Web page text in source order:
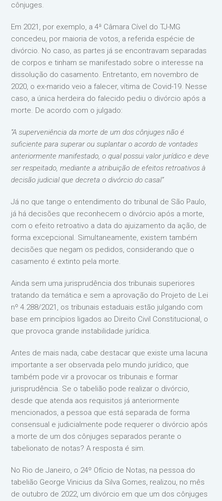
cônjuges.
Em 2021, por exemplo, a 4ª Câmara Cível do TJ-MG
concedeu, por maioria de votos, a referida espécie de
divórcio. No caso, as partes já se encontravam separadas
de corpos e tinham se manifestado sobre o interesse na
dissolução do casamento. Entretanto, em novembro de
2020, o ex-marido veio a falecer, vítima de Covid-19. Nesse
caso, a única herdeira do falecido pediu o divórcio após a
morte. De acordo com o julgado:
“A superveniência da morte de um dos cônjuges não é
suficiente para superar ou suplantar o acordo de vontades
anteriormente manifestado, o qual possui valor jurídico e deve
ser respeitado, mediante a atribuição de efeitos retroativos à
decisão judicial que decreta o divórcio do casal”
Já no que tange o entendimento do tribunal de São Paulo,
já há decisões que reconhecem o divórcio após a morte,
com o efeito retroativo a data do ajuizamento da ação, de
forma excepcional. Simultaneamente, existem também
decisões que negam os pedidos, considerando que o
casamento é extinto pela morte.
Ainda sem uma jurisprudência dos tribunais superiores
tratando da temática e sem a aprovação do Projeto de Lei
nº 4.288/2021, os tribunais estaduais estão julgando com
base em princípios ligados ao Direito Civil Constitucional, o
que provoca grande instabilidade jurídica.
Antes de mais nada, cabe destacar que existe uma lacuna
importante a ser observada pelo mundo jurídico, que
também pode vir a provocar os tribunais e formar
jurisprudência. Se o tabelião pode realizar o divórcio,
desde que atenda aos requisitos já anteriormente
mencionados, a pessoa que está separada de forma
consensual e judicialmente pode requerer o divórcio após
a morte de um dos cônjuges separados perante o
tabelionato de notas? A resposta é sim.
No Rio de Janeiro, o 24º Ofício de Notas, na pessoa do
tabelião George Vinicius da Silva Gomes, realizou, no mês
de outubro de 2022, um divórcio em que um dos cônjuges